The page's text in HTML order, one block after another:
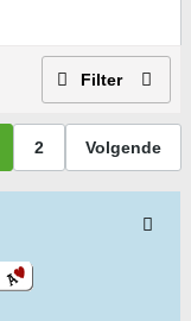
Filter
2 Volgende